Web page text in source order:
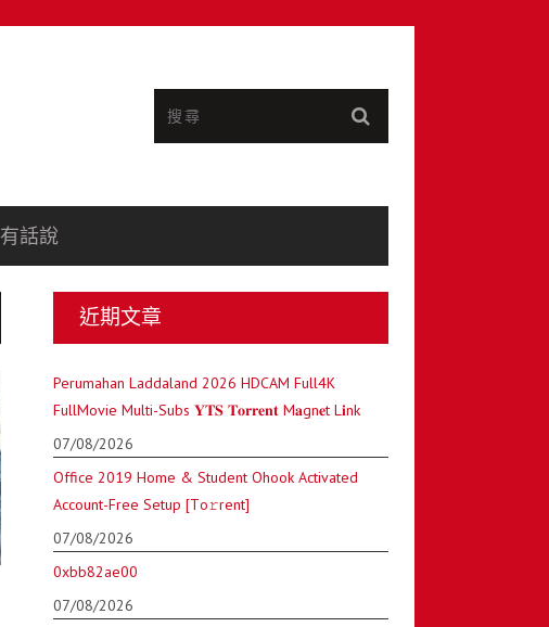
有話說
近期文章
Perumahan Laddaland 2026 HDCAM Full4K
FullMovie Multi-Subs 𝐘𝐓𝐒 𝐓𝐨𝐫𝐫𝐞𝐧𝐭 M𝐚gn𝐞t L𝐢nk
07/08/2026
Office 2019 Home & Student Ohook Activated
Account-Free Setup [Тo𝚛rent]
07/08/2026
0xbb82ae00
07/08/2026